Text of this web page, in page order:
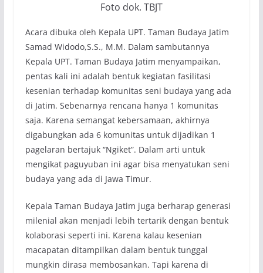
Foto dok. TBJT
Acara dibuka oleh Kepala UPT. Taman Budaya Jatim
Samad Widodo,S.S., M.M. Dalam sambutannya
Kepala UPT. Taman Budaya Jatim menyampaikan,
pentas kali ini adalah bentuk kegiatan fasilitasi
kesenian terhadap komunitas seni budaya yang ada
di Jatim. Sebenarnya rencana hanya 1 komunitas
saja. Karena semangat kebersamaan, akhirnya
digabungkan ada 6 komunitas untuk dijadikan 1
pagelaran bertajuk “Ngiket”. Dalam arti untuk
mengikat paguyuban ini agar bisa menyatukan seni
budaya yang ada di Jawa Timur.
Kepala Taman Budaya Jatim juga berharap generasi
milenial akan menjadi lebih tertarik dengan bentuk
kolaborasi seperti ini. Karena kalau kesenian
macapatan ditampilkan dalam bentuk tunggal
mungkin dirasa membosankan. Tapi karena di